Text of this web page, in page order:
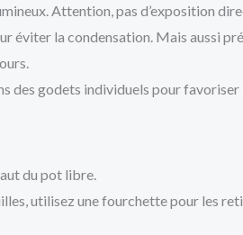
Attention, pas d’exposition
la condensation. Mais aussi
des godets individuels pour
du pot libre.
utilisez une fourchette pour les